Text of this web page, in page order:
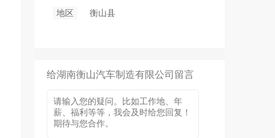
地区 衡山县
给湖南衡山汽车制造有限公司留言